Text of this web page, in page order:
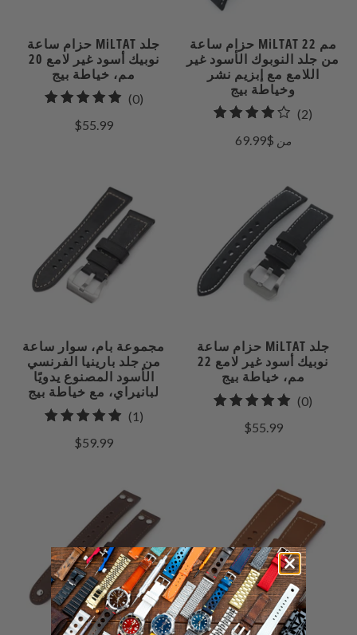
حزام ساعة MiLTAT جلد
نوبيك أسود غير لامع 20
مم، خياطة بيج
(0)0
$55.99
حزام ساعة MiLTAT 22 مم
من جلد النوبوك الأسود غير
اللامع مع إبزيم نشر
وخياطة بيج
(2)
من $69.99
مجموعة بام، سوار ساعة
من جلد بارينيا الفرنسي
الأسود المصنوع يدويًا
لبانيراي، مع خياطة بيج
(1)1
$59.99
حزام ساعة MiLTAT جلد
نوبيك أسود غير لامع 22
مم، خياطة بيج
(0)
$55.99